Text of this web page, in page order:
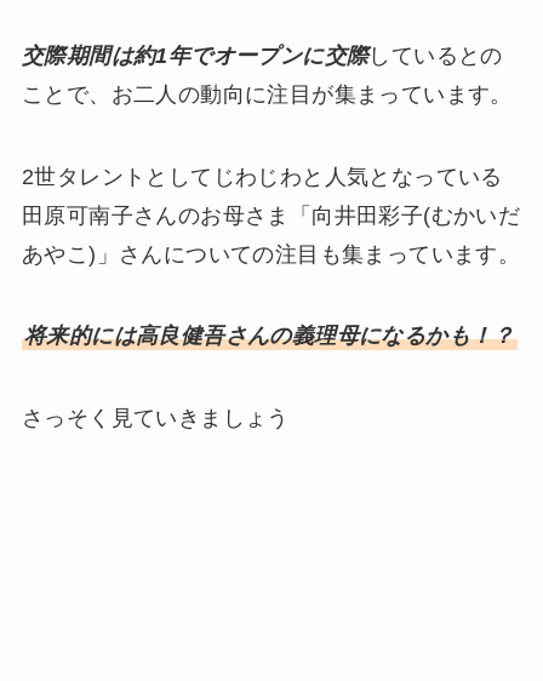
交際期間は約1年でオープンに交際しているとの
ことで、お二人の動向に注目が集まっています。
2世タレントとしてじわじわと人気となっている
田原可南子さんのお母さま「向井田彩子(むかいだ
あやこ)」さんについての注目も集まっています。
将来的には高良健吾さんの義理母になるかも！？
さっそく見ていきましょう